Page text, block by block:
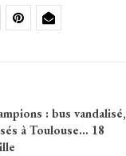
: bus vandalisé,
à Toulouse… 18